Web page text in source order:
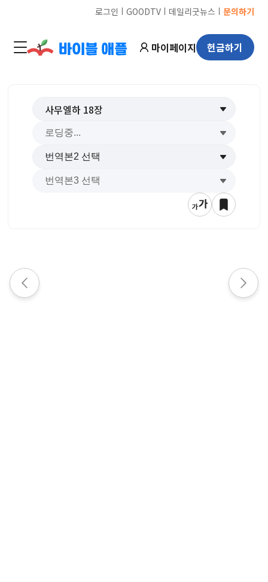
로그인 ㅣ GOODTVㅣ 데일리굿뉴스 ㅣ 문의하기
마이페이지 헌금하기
사무엘하 18장